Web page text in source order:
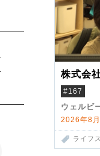
株式会
#167
ウェルビ
2026年8
ライフ